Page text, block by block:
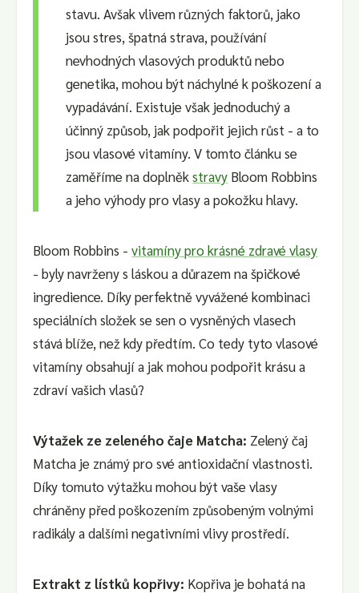
stavu. Avšak vlivem různých faktorů, jako
jsou stres, špatná strava, používání
nevhodných vlasových produktů nebo
genetika, mohou být náchylné k poškození a
vypadávání. Existuje však jednoduchý a
účinný způsob, jak podpořit jejich růst - a to
jsou vlasové vitamíny. V tomto článku se
zaměříme na doplněkstravy Bloom Robbins
a jeho výhody pro vlasy a pokožku hlavy.
Bloom Robbins -vitamíny pro krásné zdravé vlasy
- byly navrženy s láskou a důrazem na špičkové
ingredience. Díky perfektně vyvážené kombinaci
speciálních složek se sen o vysněných vlasech
stává blíže, než kdy předtím. Co tedy tyto vlasové
vitamíny obsahují a jak mohou podpořit krásu a
zdraví vašich vlasů?
Výtažek ze zeleného čaje Matcha: Zelený čaj
Matcha je známý pro své antioxidační vlastnosti.
Díky tomuto výtažku mohou být vaše vlasy
chráněny před poškozením způsobeným volnými
radikály a dalšími negativními vlivy prostředí.
Extrakt z lístků kopřivy: Kopřiva je bohatá na